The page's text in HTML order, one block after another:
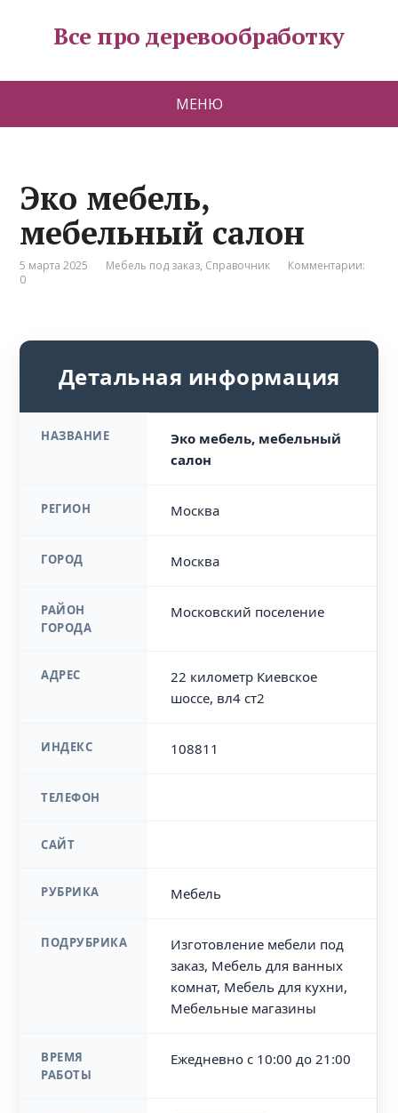
Все про деревообработку
МЕНЮ
Эко мебель,
мебельный салон
5 марта 2025 Мебель под заказ, Справочник
Комментарии:
0
Детальная информация
НАЗВАНИЕ
Эко мебель, мебельный
салон
РЕГИОН Москва
ГОРОД Москва
РАЙОН
ГОРОДА
Московский поселение
АДРЕС
22 километр Киевское
шоссе, вл4 ст2
ИНДЕКС 108811
ТЕЛЕФОН
САЙТ
РУБРИКА Мебель
ПОДРУБРИКА
Изготовление мебели под
заказ, Мебель для ванных
комнат, Мебель для кухни,
Мебельные магазины
ВРЕМЯ
РАБОТЫ
Ежедневно с 10:00 до 21:00